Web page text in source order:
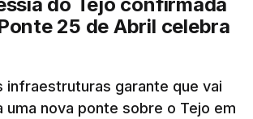
25 de Abril celebra
infraestruturas garante que vai
uma nova ponte sobre o Tejo em